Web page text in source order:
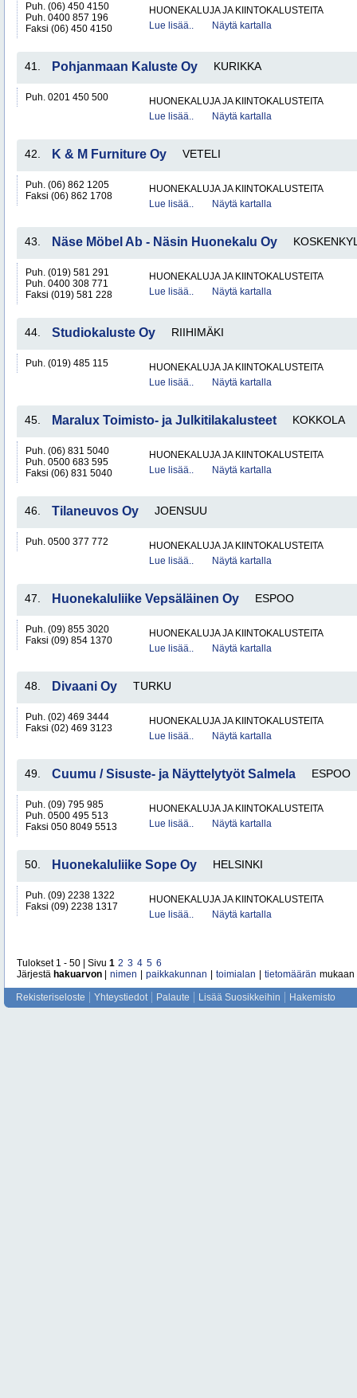
Puh. (06) 450 4150
Puh. 0400 857 196
Faksi (06) 450 4150
HUONEKALUJA JA KIINTOKALUSTEITA
Lue lisää..
Näytä kartalla
41. Pohjanmaan Kaluste Oy KURIKKA
Puh. 0201 450 500
HUONEKALUJA JA KIINTOKALUSTEITA
Lue lisää..
Näytä kartalla
42. K & M Furniture Oy VETELI
Puh. (06) 862 1205
Faksi (06) 862 1708
HUONEKALUJA JA KIINTOKALUSTEITA
Lue lisää..
Näytä kartalla
43. Näse Möbel Ab - Näsin Huonekalu Oy
Puh. (019) 581 291
Puh. 0400 308 771
Faksi (019) 581 228
HUONEKALUJA JA KIINTOKALUSTEITA
Lue lisää..
Näytä kartalla
44. Studiokaluste Oy RIIHIMÄKI
Puh. (019) 485 115
HUONEKALUJA JA KIINTOKALUSTEITA
Lue lisää..
Näytä kartalla
45. Maralux Toimisto- ja Julkitilakalusteet KOKKOLA
Puh. (06) 831 5040
Puh. 0500 683 595
Faksi (06) 831 5040
HUONEKALUJA JA KIINTOKALUSTEITA
Lue lisää..
Näytä kartalla
46. Tilaneuvos Oy JOENSUU
Puh. 0500 377 772
HUONEKALUJA JA KIINTOKALUSTEITA
Lue lisää..
Näytä kartalla
47. Huonekaluliike Vepsäläinen Oy ESPOO
Puh. (09) 855 3020
Faksi (09) 854 1370
HUONEKALUJA JA KIINTOKALUSTEITA
Lue lisää..
Näytä kartalla
48. Divaani Oy TURKU
Puh. (02) 469 3444
Faksi (02) 469 3123
HUONEKALUJA JA KIINTOKALUSTEITA
Lue lisää..
Näytä kartalla
49. Cuumu / Sisuste- ja Näyttelytyöt Salmela ESPOO
Puh. (09) 795 985
Puh. 0500 495 513
Faksi 050 8049 5513
HUONEKALUJA JA KIINTOKALUSTEITA
Lue lisää..
Näytä kartalla
50. Huonekaluliike Sope Oy HELSINKI
Puh. (09) 2238 1322
Faksi (09) 2238 1317
HUONEKALUJA JA KIINTOKALUSTEITA
Lue lisää..
Näytä kartalla
Tulokset 1 - 50 | Sivu 1 2 3 4 5 6
Järjestä hakuarvon nimen paikkakunnan toimialan tietomäärän mukaan
Rekisteriseloste Yhteystiedot Palaute Lisää Suosikkeihin Hakemisto